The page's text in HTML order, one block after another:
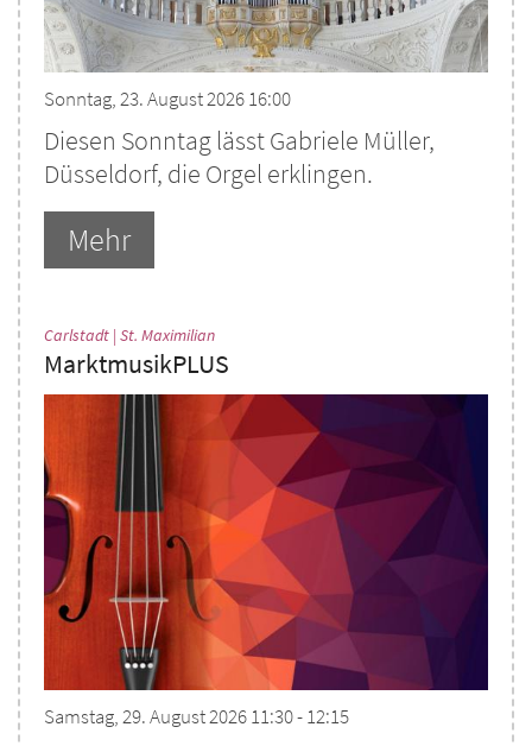
Sonntag, 23. August 2026 16:00
Diesen Sonntag lässt Gabriele Müller,
Düsseldorf, die Orgel erklingen.
Mehr
Carlstadt | St. Maximilian:
MarktmusikPLUS
Samstag, 29. August 2026 11:30 - 12:15